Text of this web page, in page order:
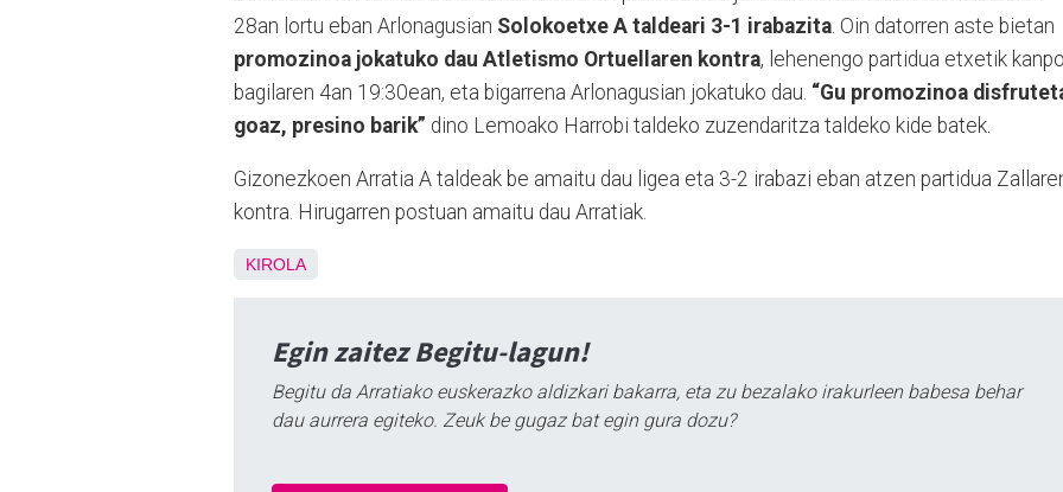
28an lortu eban Arlonagusian Solokoetxe A taldeari 3-1 irabazita . Oin datorren aste bietan
promozinoa jokatuko dau Atletismo Ortuellaren kontra, lehenengo partidua etxetik kanpo
bagilaren 4an 19:30ean, eta bigarrena Arlonagusian jokatuko dau. “Gu promozinoa
goaz, presino barik” dino Lemoako Harrobi taldeko zuzendaritza taldeko kide batek.
Gizonezkoen Arratia A taldeak be amaitu dau ligea eta 3-2 irabazi eban atzen partidua
kontra. Hirugarren postuan amaitu dau Arratiak.
KIROLA
Egin zaitez Begitu-lagun!
Begitu da Arratiako euskerazko aldizkari bakarra, eta zu bezalako irakurleen babesa behar
dau aurrera egiteko. Zeuk be gugaz bat egin gura dozu?